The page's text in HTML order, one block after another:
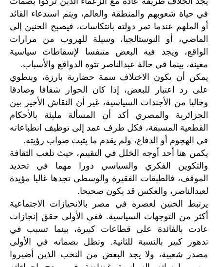
في حياة شعوبهم والمنطقة والعالم، ويتم استدعاء القائد
أو الملهم عندما تمر دولته بانتكاسات، فيصبح الحنين إلى
الماضي، أو النوستالجيا، وسيلة للهروب من مرارات
الواقع، ويجد فيه البعض متنفسا لإسقاطات سياسية
معينة، بينما في حالة عبدالناصر تتوه الدوافع والأسباب.
يمكن أن يكون الاختلاف سمة حضارية بارزة، وينطوي
على رد اعتبار للبعض، إذا كان الحوار شفافا وصادقا
وخاليا من الأجندات السياسية، غير أن النقاش الأخير بين
الجزائرية والمصري أكد أن المسألة مليئة بالأحكام
القطعية المسبقة، فكل طرف عمد إلى توظيف انطباعاته
في الهجوم أو الدفاع، ولم يقدم ما يثبت صواب رؤيته.
يكمن هنا أحد أوجه الخلل في التقييم، حيث تلعب الثقافة
والتكوين الفكري والسياسي دورا مهما في تحديد
الموقف، فالطبقات الفقيرة والوسطى تجدها غالبا مؤيدة
لعبدالناصر، والعكس قد يكون صحيحا.
يرتبط الحنين لعصره في مصر بالانحيازات الاجتماعية
أكثر من التوجهات السياسية. ففي الأولى حقق إنجازات
عادت بالفائدة على قطاعات كبيرة، بينما تسبب في
تدهور كبير بالنسبة للثانية. وتظل بصماته في الأولى
مصدر شعبية، ولا يجد البعض من النخب الذين أضيروا